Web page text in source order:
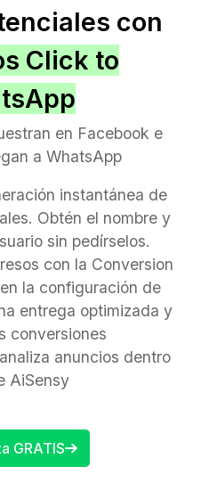
con
Click to
en Facebook e
a WhatsApp
instantánea de
Obtén el nombre y
sin pedírselos.
con la Conversion
la configuración de
entrega optimizada y
conversiones
anuncios dentro
AiSensy
GRATIS